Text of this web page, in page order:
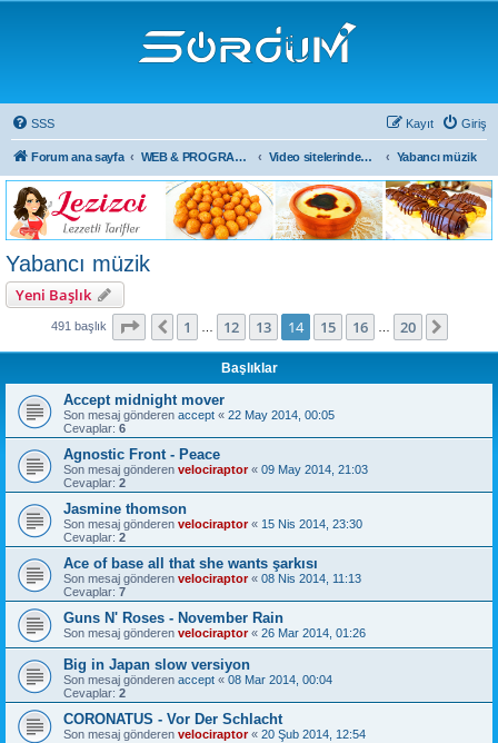
SSS Giriş
Kayıt
Forum ana sayfa WEB & PROGRAMLAMA & DİĞER Video sitelerinden paylaşımlar Yabancı müzik
Yabancı müzik
Yeni Başlık
491 başlık 14 . sayfa (Toplam20 sayfa)
Önceki
1 12 13 14 15 16 20
Başlıklar
Accept midnight mover
Son mesaj gönderen accept « 22 May 2014, 00:05
Cevaplar: 6
Agnostic Front - Peace
Son mesaj gönderen velociraptor« 09 May 2014, 21:03
Cevaplar: 2
Jasmine thomson
Son mesaj gönderen velociraptor« 15 Nis 2014, 23:30
Cevaplar: 2
Ace of base all that she wants şarkısı
Son mesaj gönderen velociraptor« 08 Nis 2014, 11:13
Cevaplar: 7
Guns N' Roses - November Rain
Son mesaj gönderen velociraptor« 26 Mar 2014, 01:26
Big in Japan slow versiyon
Son mesaj gönderen accept « 08 Mar 2014, 00:04
Cevaplar: 2
CORONATUS - Vor Der Schlacht
Son mesaj gönderen velociraptor« 20 Şub 2014, 12:54